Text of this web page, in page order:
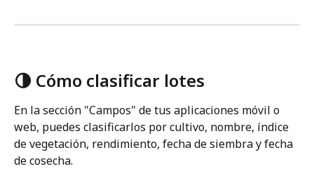
🌗 Cómo clasificar lotes
En la sección "Campos" de tus aplicaciones móvil o
web, puedes clasificarlos por cultivo, nombre, índice
de vegetación, rendimiento, fecha de siembra y fecha
de cosecha.